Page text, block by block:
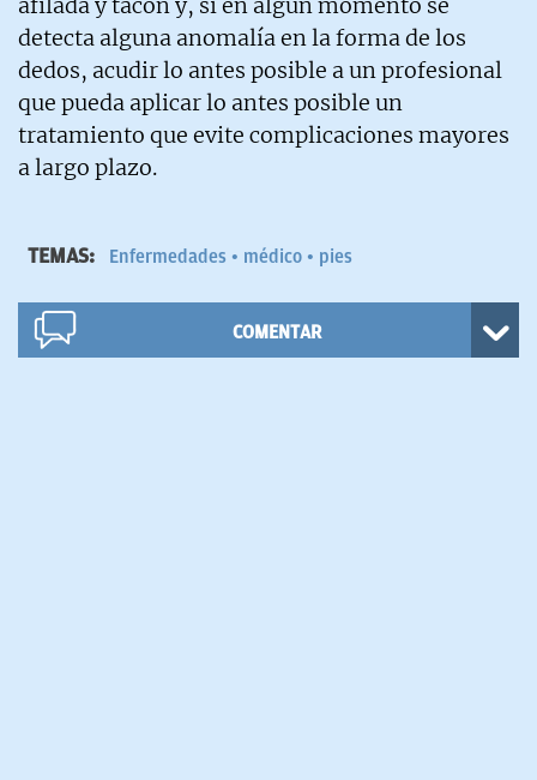
detecta alguna anomalía en la forma de los
dedos, acudir lo antes posible a un profesional
que pueda aplicar lo antes posible un
tratamiento que evite complicaciones mayores
a largo plazo.
TEMAS: Enfermedades médico pies
COMENTAR